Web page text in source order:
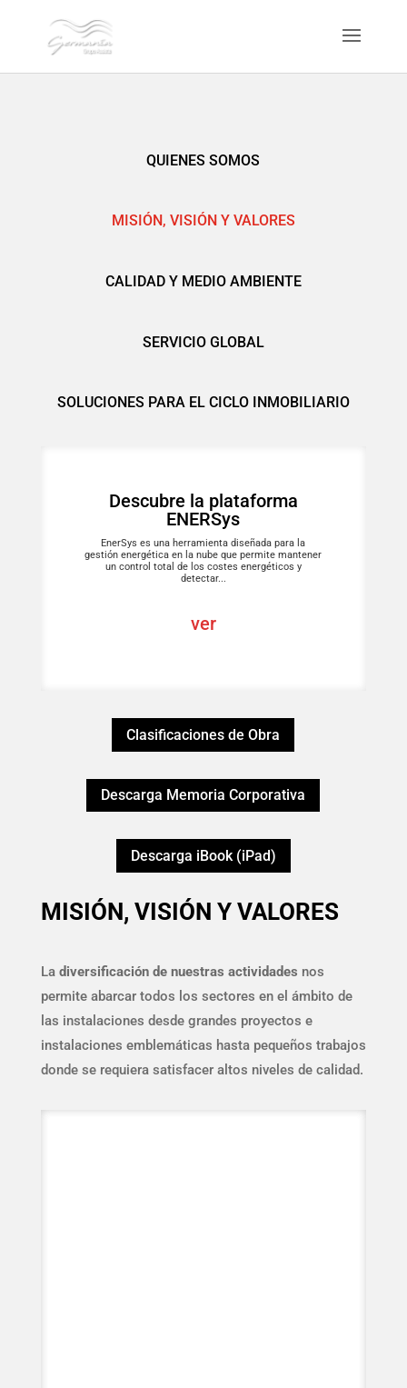
QUIENES SOMOS
MISIÓN, VISIÓN Y VALORES
CALIDAD Y MEDIO AMBIENTE
SERVICIO GLOBAL
SOLUCIONES PARA EL CICLO INMOBILIARIO
Descubre la plataforma
ENERSys
EnerSys es una herramienta diseñada para la
gestión energética en la nube que permite mantener
un control total de los costes energéticos y
detectar...
ver
Clasificaciones de Obra
Descarga Memoria Corporativa
Descarga iBook (iPad)
MISIÓN, VISIÓN Y VALORES
La diversificación de nuestras actividades nos
permite abarcar todos los sectores en el ámbito de
las instalaciones desde grandes proyectos e
instalaciones emblemáticas hasta pequeños trabajos
donde se requiera satisfacer altos niveles de calidad.